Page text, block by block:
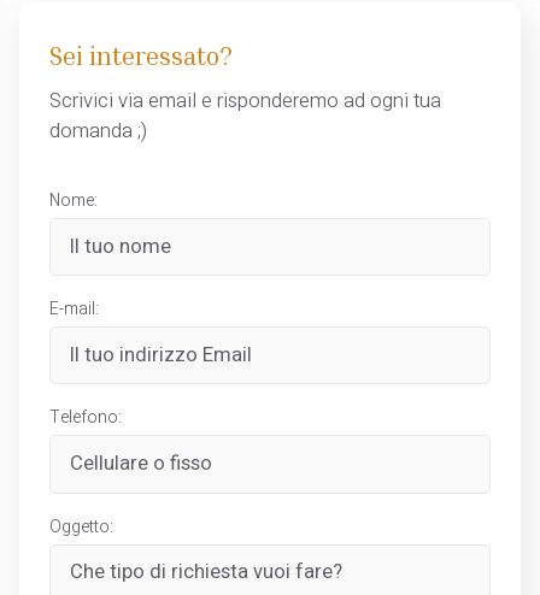
Sei interessato?
Scrivici via email e risponderemo ad ogni tua
domanda ;)
Nome:
E-mail:
Telefono:
Oggetto: